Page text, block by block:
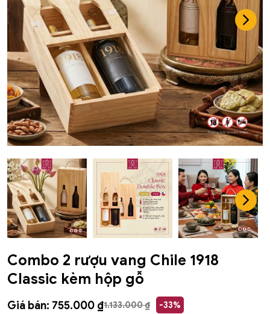
Combo 2 rượu vang Chile 1918
Classic kèm hộp gỗ
1.133.000₫ -33%
Giá bán: 755.000 ₫